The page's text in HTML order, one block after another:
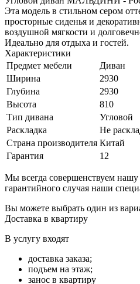
Эта модель в стильном сером
просторные сиденья и
воздушной мягкости и
Идеально для отдыха и гостей.
Характеристики
Предмет мебели
Диван
Ширина
2930
Глубина
2930
Высота
810
Тип дивана
Угловой
Раскладка
Не
Страна производителя Китай
Гарантия
12
Мы всегда совершенствуем
гарантийного случая наши
Вы можете выбрать один из
Доставка в квартиру
В услугу входят
доставка заказа;
подъем на этаж;
занос в квартиру